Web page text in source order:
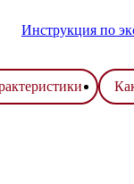
Инструкция по